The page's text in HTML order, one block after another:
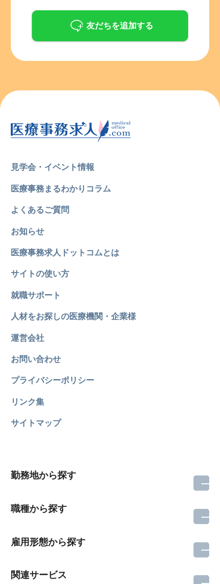
友だちを追加する
見学会・イベント情報
医療事務まるわかりコラム
よくあるご質問
お知らせ
医療事務求人ドットコムとは
サイトの使い方
就職サポート
人材をお探しの医療機関・企業様
運営会社
お問い合わせ
プライバシーポリシー
リンク集
サイトマップ
勤務地から探す
職種から探す
雇用形態から探す
関連サービス